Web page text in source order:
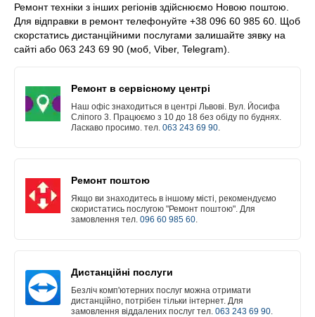
Ремонт техніки з інших регіонів здійснюємо Новою поштою.
Для відправки в ремонт телефонуйте +38 096 60 985 60. Щоб
скорстатись дистанційними послугами залишайте зявку на
сайті або 063 243 69 90 (моб, Viber, Telegram).
Ремонт в сервісному центрі
Наш офіс знаходиться в центрі Львові. Вул. Йосифа
Сліпого 3. Працюємо з 10 до 18 без обіду по буднях.
Ласкаво просимо. тел. 063 243 69 90.
Ремонт поштою
Якщо ви знаходитесь в іншому місті, рекомендуємо
скористатись послугою "Ремонт поштою". Для
замовлення тел. 096 60 985 60.
Дистанційні послуги
Безліч комп'ютерних послуг можна отримати
дистанційно, потрібен тільки інтернет. Для
замовлення віддалених послуг тел. 063 243 69 90.